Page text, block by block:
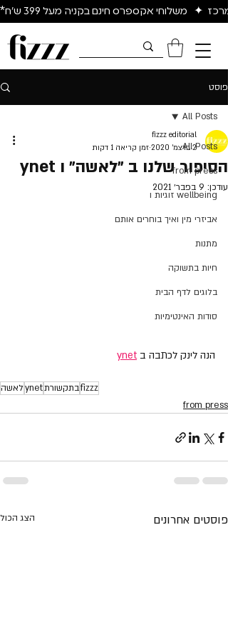
✦   משלוחי אקספרס חינם בקניה מעל 399 ש״ח*
פוסט
All Posts
from press
wellbeing זוגיות ו
אביזרי מין ואיך בוחרים אותם
מתנות
חיות בתשוקה
בלוגים לדף הבית
סודות האינטימיות
All Posts
הסיפור שלנו ב ״לאשה״ ו ynet
fizzz editorial
2 בדצמ׳ 2020
זמן קריאה 1 דקות
עודכן: 9 בפבר׳ 2021
הנה לינק לכתבה ב ynet
fizzzבתקשורתynetלאשה
from press
פוסטים אחרונים הצג הכול